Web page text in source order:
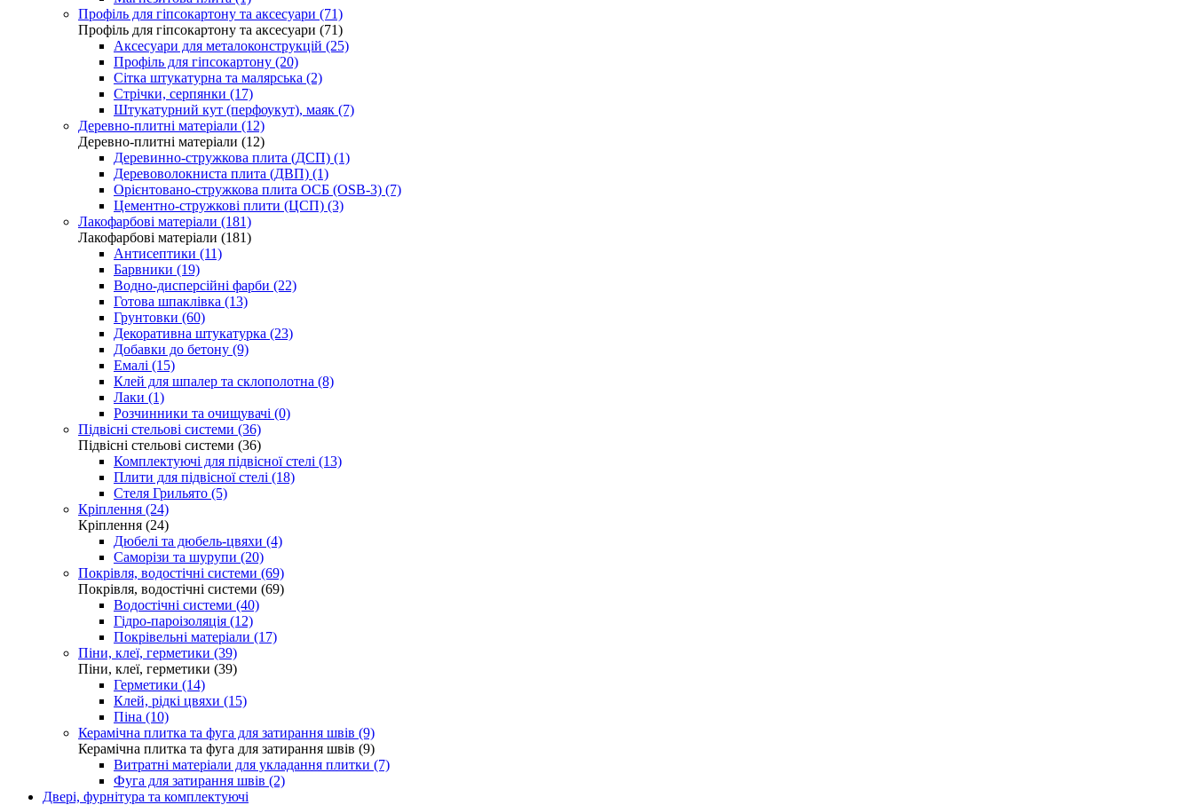
Профіль для гіпсокартону та аксесуари (71)
Профіль для гіпсокартону та аксесуари (71)
Аксесуари для металоконструкцій (25)
Профіль для гіпсокартону (20)
Сітка штукатурна та малярська (2)
Стрічки, серпянки (17)
Штукатурний кут (перфоукут), маяк (7)
Деревно-плитні матеріали (12)
Деревно-плитні матеріали (12)
Деревинно-стружкова плита (ДСП) (1)
Деревоволокниста плита (ДВП) (1)
Орієнтовано-стружкова плита ОСБ (OSB-3) (7)
Цементно-стружкові плити (ЦСП) (3)
Лакофарбові матеріали (181)
Лакофарбові матеріали (181)
Антисептики (11)
Барвники (19)
Водно-дисперсійні фарби (22)
Готова шпаклівка (13)
Грунтовки (60)
Декоративна штукатурка (23)
Добавки до бетону (9)
Емалі (15)
Клей для шпалер та склополотна (8)
Лаки (1)
Розчинники та очищувачі (0)
Підвісні стельові системи (36)
Підвісні стельові системи (36)
Комплектуючі для підвісної стелі (13)
Плити для підвісної стелі (18)
Стеля Грильято (5)
Кріплення (24)
Кріплення (24)
Дюбелі та дюбель-цвяхи (4)
Саморізи та шурупи (20)
Покрівля, водостічні системи (69)
Покрівля, водостічні системи (69)
Водостічні системи (40)
Гідро-пароізоляція (12)
Покрівельні матеріали (17)
Піни, клеї, герметики (39)
Піни, клеї, герметики (39)
Герметики (14)
Клей, рідкі цвяхи (15)
Піна (10)
Керамічна плитка та фуга для затирання швів (9)
Керамічна плитка та фуга для затирання швів (9)
Витратні матеріали для укладання плитки (7)
Фуга для затирання швів (2)
Двері, фурнітура та комплектуючі